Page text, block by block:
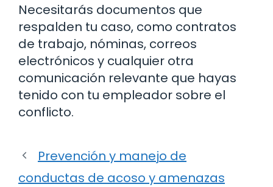
Necesitarás documentos que
respalden tu caso, como contratos
de trabajo, nóminas, correos
electrónicos y cualquier otra
comunicación relevante que hayas
tenido con tu empleador sobre el
conflicto.
Prevención y manejo de
conductas de acoso y amenazas